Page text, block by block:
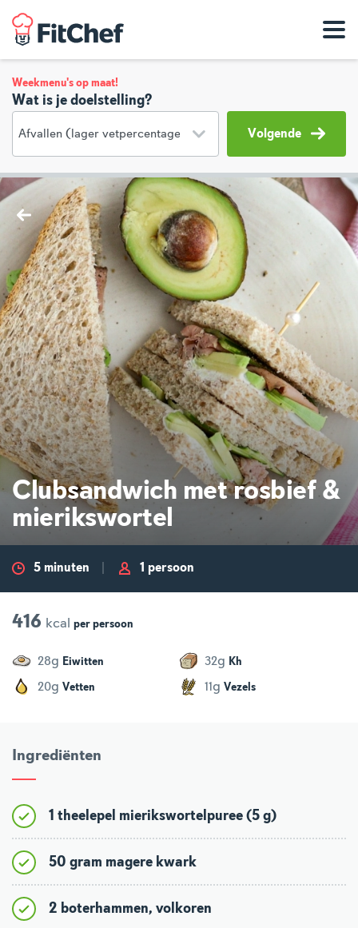
Weekmenu's op maat!
Wat is je doelstelling?
Volgende
Clubsandwich met rosbief &
mierikswortel
5 minuten 1 persoon
416 kcal per persoon
28g Eiwitten 32g Kh
20g Vetten 11g Vezels
Ingrediënten
1 theelepel mierikswortelpuree (5 g)
50 gram magere kwark
2 boterhammen, volkoren